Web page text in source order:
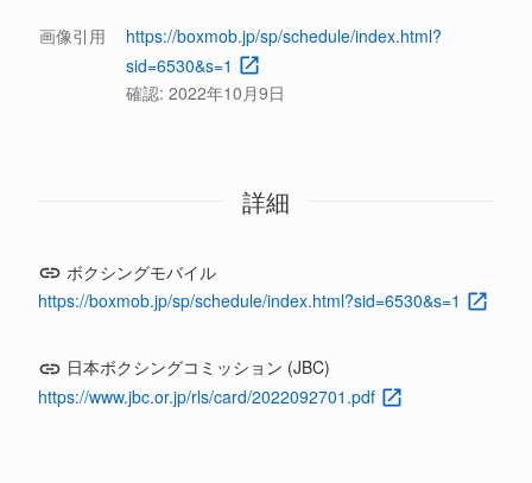
画像引用
https://boxmob.jp/sp/schedule/index.html?
sid=6530&s=1
確認: 2022年10月9日
詳細
ボクシングモバイル
https://boxmob.jp/sp/schedule/index.html?sid=6530&s=1
日本ボクシングコミッション (JBC)
https://www.jbc.or.jp/rls/card/2022092701.pdf